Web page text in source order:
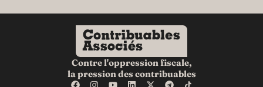
Contre l'oppression fiscale,
la pression des contribuables